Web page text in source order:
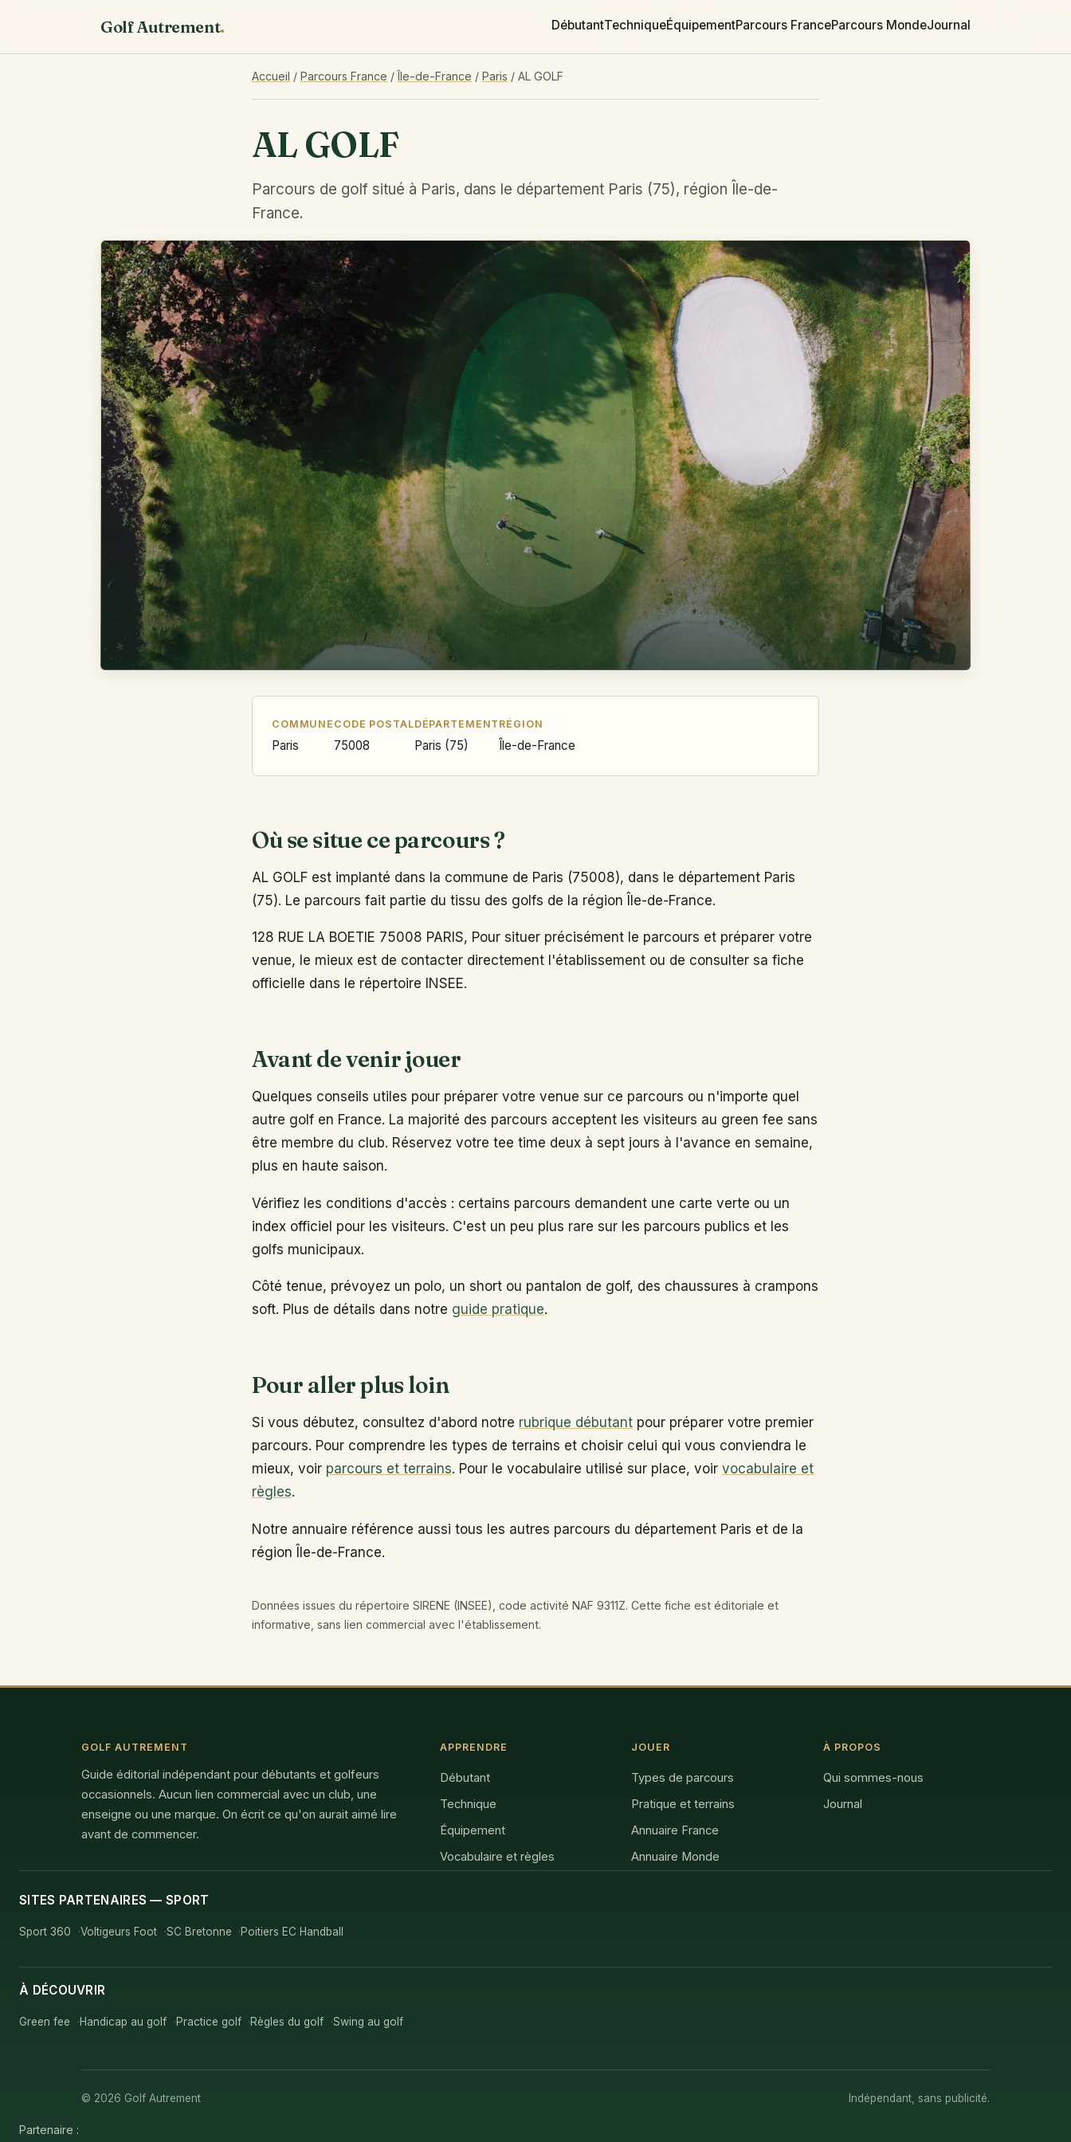
Golf Autrement. DébutantTechniqueÉquipementParcours FranceParcours MondeJournal
Accueil / Parcours France /Île-de-France / Paris / AL GOLF
AL GOLF
Parcours de golf situé à Paris, dans le département Paris (75), région Île-de-
France.
COMMUNE
Paris
CODE POSTAL
75008
DÉPARTEMENT
Paris (75)
RÉGION
Île-de-France
Où se situe ce parcours ?
AL GOLF est implanté dans la commune de Paris (75008), dans le département Paris
(75). Le parcours fait partie du tissu des golfs de la région Île-de-France.
128 RUE LA BOETIE 75008 PARIS, Pour situer précisément le parcours et préparer votre
venue, le mieux est de contacter directement l'établissement ou de consulter sa fiche
officielle dans le répertoire INSEE.
Avant de venir jouer
Quelques conseils utiles pour préparer votre venue sur ce parcours ou n'importe quel
autre golf en France. La majorité des parcours acceptent les visiteurs au green fee sans
être membre du club. Réservez votre tee time deux à sept jours à l'avance en semaine,
plus en haute saison.
Vérifiez les conditions d'accès : certains parcours demandent une carte verte ou un
index officiel pour les visiteurs. C'est un peu plus rare sur les parcours publics et les
golfs municipaux.
Côté tenue, prévoyez un polo, un short ou pantalon de golf, des chaussures à crampons
soft. Plus de détails dans notre guide pratique.
Pour aller plus loin
Si vous débutez, consultez d'abord notre rubrique débutant pour préparer votre premier
parcours. Pour comprendre les types de terrains et choisir celui qui vous conviendra le
mieux, voir parcours et terrains. Pour le vocabulaire utilisé sur place, voir vocabulaire et
règles.
Notre annuaire référence aussi tous les autres parcours du département Paris et de la
région Île-de-France.
Données issues du répertoire SIRENE (INSEE), code activité NAF 9311Z. Cette fiche est éditoriale et
informative, sans lien commercial avec l'établissement.
GOLF AUTREMENT
Guide éditorial indépendant pour débutants et golfeurs
occasionnels. Aucun lien commercial avec un club, une
enseigne ou une marque. On écrit ce qu'on aurait aimé lire
avant de commencer.
APPRENDRE
Débutant
Technique
Équipement
Vocabulaire et règles
JOUER
Types de parcours
Pratique et terrains
Annuaire France
Annuaire Monde
À PROPOS
Qui sommes-nous
Journal
SITES PARTENAIRES — SPORT
Sport 360 Voltigeurs Foot SC Bretonne Poitiers EC Handball
À DÉCOUVRIR
Green fee Handicap au golf Practice golf Règles du golf Swing au golf
© 2026 Golf Autrement Indépendant, sans publicité.
Partenaire :